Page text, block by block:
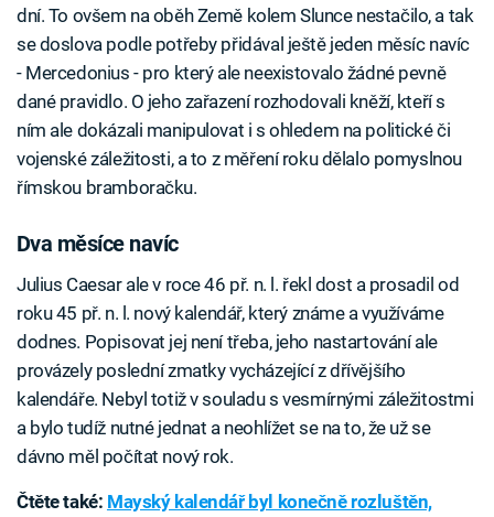
dní. To ovšem na oběh Země kolem Slunce nestačilo, a tak
se doslova podle potřeby přidával ještě jeden měsíc navíc
- Mercedonius - pro který ale neexistovalo žádné pevně
dané pravidlo. O jeho zařazení rozhodovali kněží, kteří s
ním ale dokázali manipulovat i s ohledem na politické či
vojenské záležitosti, a to z měření roku dělalo pomyslnou
římskou bramboračku.
Dva měsíce navíc
Julius Caesar ale v roce 46 př. n. l. řekl dost a prosadil od
roku 45 př. n. l. nový kalendář, který známe a využíváme
dodnes. Popisovat jej není třeba, jeho nastartování ale
provázely poslední zmatky vycházející z dřívějšího
kalendáře. Nebyl totiž v souladu s vesmírnými záležitostmi
a bylo tudíž nutné jednat a neohlížet se na to, že už se
dávno měl počítat nový rok.
Čtěte také: Mayský kalendář byl konečně rozluštěn,